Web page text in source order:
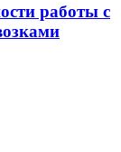
работы с